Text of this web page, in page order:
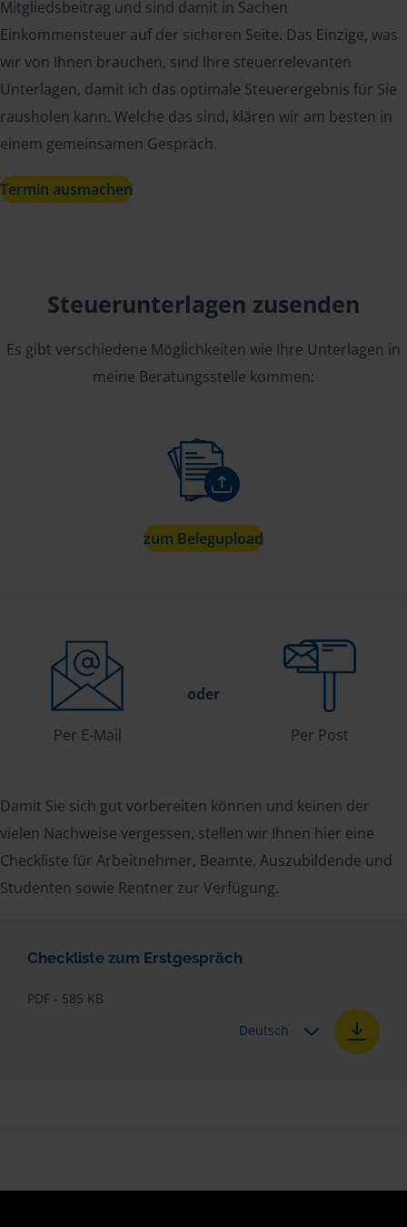
Mitgliedsbeitrag und sind damit in Sachen
Einkommensteuer auf der sicheren Seite. Das Einzige, was
wir von Ihnen brauchen, sind Ihre steuerrelevanten
Unterlagen, damit ich das optimale Steuerergebnis für Sie
rausholen kann. Welche das sind, klären wir am besten in
einem gemeinsamen Gespräch.
Termin ausmachen
Steuerunterlagen zusenden
Es gibt verschiedene Möglichkeiten wie Ihre Unterlagen in
meine Beratungsstelle kommen:
zum Belegupload
Per E-Mail
oder
Per Post
Damit Sie sich gut vorbereiten können und keinen der
vielen Nachweise vergessen, stellen wir Ihnen hier eine
Checkliste für Arbeitnehmer, Beamte, Auszubildende und
Studenten sowie Rentner zur Verfügung.
Checkliste zum Erstgespräch
PDF - 585 KB
Deutsch